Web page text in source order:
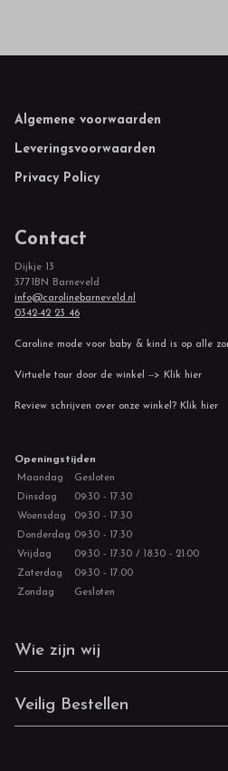
Footer
Algemene voorwaarden
Leveringsvoorwaarden
Privacy Policy
Contact
Dijkje 13
3771BN Barneveld
info@carolinebarneveld.nl
0342-42 23 46
Caroline mode voor baby & kind is op alle
Virtuele tour door de winkel --> Klik hier
Review schrijven over onze winkel? Klik hier
Openingstijden
Maandag
Gesloten
Dinsdag
09:30 - 17:30
Woensdag
09:30 - 17:30
Donderdag 09:30 - 17:30
Vrijdag
09:30 - 17:30 / 18:30 - 21:00
Zaterdag
09:30 - 17:00
Zondag
Gesloten
Wie zijn wij
Veilig Bestellen